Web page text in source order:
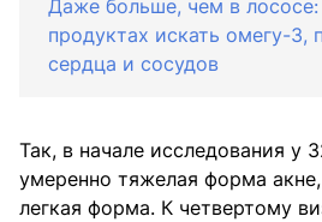
Даже больше, чем в лососе:
продуктах искать омегу-3,
сердца и сосудов
Так, в начале исследования у
умеренно тяжелая форма
легкая форма. К четвертому